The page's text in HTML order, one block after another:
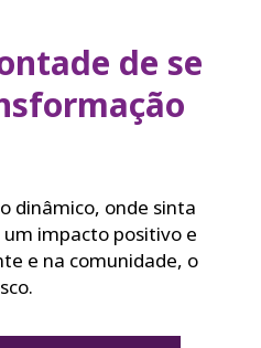
de se
dinâmico, onde sinta
impacto positivo e
e na comunidade, o